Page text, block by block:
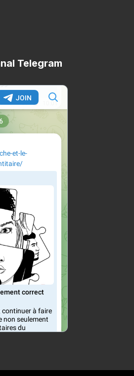
Telegram